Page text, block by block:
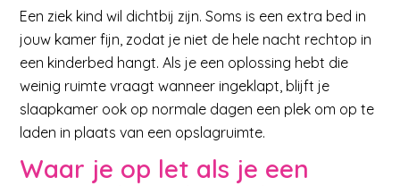
Een ziek kind wil dichtbij zijn. Soms is een extra bed in
jouw kamer fijn, zodat je niet de hele nacht rechtop in
een kinderbed hangt. Als je een oplossing hebt die
weinig ruimte vraagt wanneer ingeklapt, blijft je
slaapkamer ook op normale dagen een plek om op te
laden in plaats van een opslagruimte.
Waar je op let als je een